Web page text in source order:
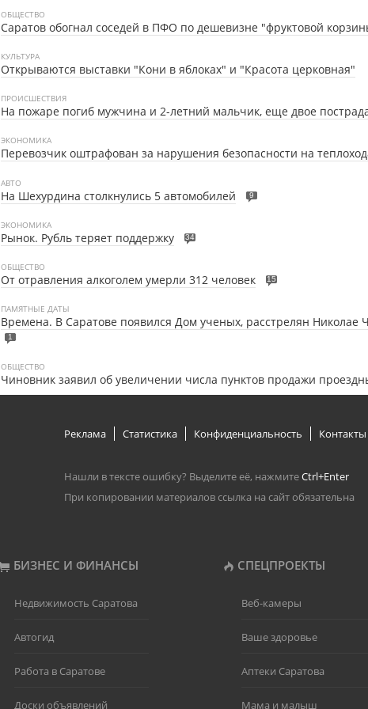
ОБЩЕСТВО
Саратов обогнал соседей в ПФО по дешевизне "фруктовой
КУЛЬТУРА
Открываются выставки "Кони в яблоках" и "Красота церковная"
ПРОИСШЕСТВИЯ
На пожаре погиб мужчина и 2-летний мальчик, еще двое
ЭКОНОМИКА
Перевозчик оштрафован за нарушения безопасности на
АВТО
На Шехурдина столкнулись 5 автомобилей 9
ЭКОНОМИКА
Рынок. Рубль теряет поддержку 34
ОБЩЕСТВО
От отравления алкоголем умерли 312 человек 15
ПАМЯТНЫЕ ДАТЫ
Времена. В Саратове появился Дом ученых, расстрелян Николае
1
ОБЩЕСТВО
Чиновник заявил об увеличении числа пунктов продажи
Реклама Статистика Конфиденциальность Контакты
Нашли в тексте ошибку? Выделите её, нажмитеCtrl+Enter
При копировании материалов ссылка на сайт обязательна
БИЗНЕС И ФИНАНСЫ СПЕЦПРОЕКТЫ
Недвижимость Саратова
Автогид
Работа в Саратове
Доски объявлений
Веб-камеры
Ваше здоровье
Аптеки Саратова
Мама и малыш